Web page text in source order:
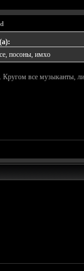
посоны, имхо
Кругом все музыканты,